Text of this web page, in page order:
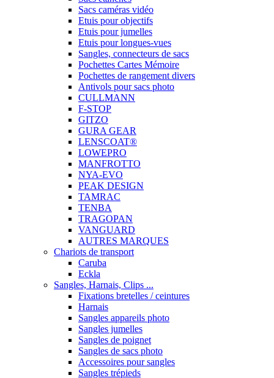
Sacs caméras vidéo
Etuis pour objectifs
Etuis pour jumelles
Etuis pour longues-vues
Sangles, connecteurs de sacs
Pochettes Cartes Mémoire
Pochettes de rangement divers
Antivols pour sacs photo
CULLMANN
F-STOP
GITZO
GURA GEAR
LENSCOAT®
LOWEPRO
MANFROTTO
NYA-EVO
PEAK DESIGN
TAMRAC
TENBA
TRAGOPAN
VANGUARD
AUTRES MARQUES
Chariots de transport
Caruba
Eckla
Sangles, Harnais, Clips ...
Fixations bretelles / ceintures
Harnais
Sangles appareils photo
Sangles jumelles
Sangles de poignet
Sangles de sacs photo
Accessoires pour sangles
Sangles trépieds